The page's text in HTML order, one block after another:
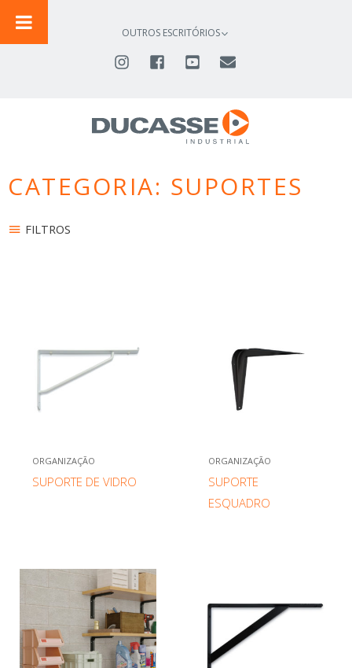
PARA
O
OUTROS ESCRITÓRIOS
CATEGORIA: SUPORTES
FILTROS
ORGANIZAÇÃO
SUPORTE DE VIDRO
ORGANIZAÇÃO
SUPORTE
ESQUADRO